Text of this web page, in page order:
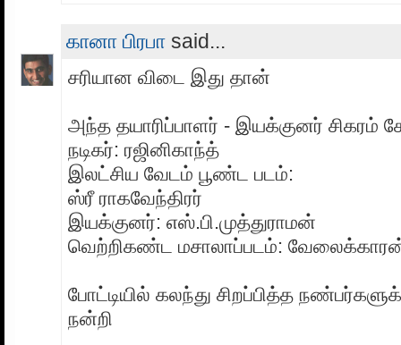
கானா பிரபா said...
சரியான விடை இது தான்
அந்த தயாரிப்பாளர் - இயக்குனர் சிகரம்
நடிகர்: ரஜினிகாந்த்
இலட்சிய வேடம் பூண்ட படம்:
ஸ்ரீ ராகவேந்திரர்
இயக்குனர்: எஸ்.பி.முத்துராமன்
வெற்றிகண்ட மசாலாப்படம்:
போட்டியில் கலந்து சிறப்பித்த
நன்றி